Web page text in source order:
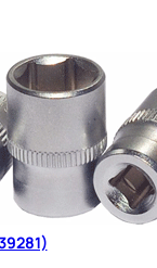
(39281)